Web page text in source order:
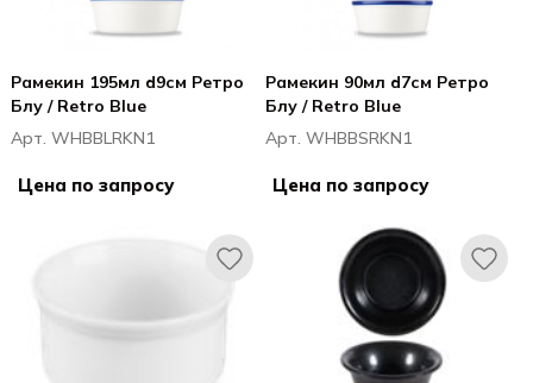
Рамекин 195мл d9см Ретро
Блу / Retro Blue
Арт. WHBBLRKN1
Цена по запросу
Рамекин 90мл d7см Ретро
Блу / Retro Blue
Арт. WHBBSRKN1
Цена по запросу